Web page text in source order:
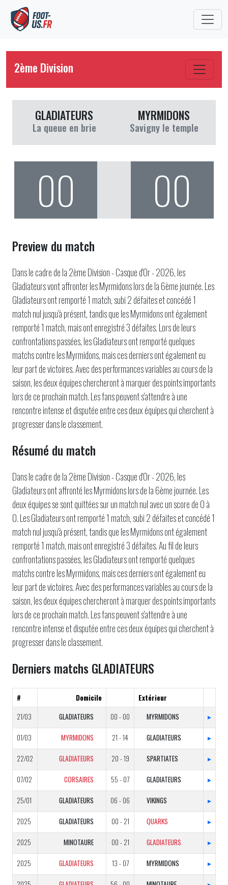
2ème Division
GLADIATEURS
La queue en brie
MYRMIDONS
Savigny le temple
00 00
Preview du match
Dans le cadre de la 2ème Division - Casque d'Or - 2026, les
Gladiateurs vont affronter les Myrmidons lors de la 6ème journée. Les
Gladiateurs ont remporté 1 match, subi 2 défaites et concédé 1
match nul jusqu'à présent, tandis que les Myrmidons ont également
remporté 1 match, mais ont enregistré 3 défaites. Lors de leurs
confrontations passées, les Gladiateurs ont remporté quelques
matchs contre les Myrmidons, mais ces derniers ont également eu
leur part de victoires. Avec des performances variables au cours de la
saison, les deux équipes chercheront à marquer des points importants
lors de ce prochain match. Les fans peuvent s'attendre à une
rencontre intense et disputée entre ces deux équipes qui cherchent à
progresser dans le classement.
Résumé du match
Dans le cadre de la 2ème Division - Casque d'Or - 2026, les
Gladiateurs ont affronté les Myrmidons lors de la 6ème journée. Les
deux équipes se sont quittées sur un match nul avec un score de 0 à
0. Les Gladiateurs ont remporté 1 match, subi 2 défaites et concédé 1
match nul jusqu'à présent, tandis que les Myrmidons ont également
remporté 1 match, mais ont enregistré 3 défaites. Au fil de leurs
confrontations passées, les Gladiateurs ont remporté quelques
matchs contre les Myrmidons, mais ces derniers ont également eu
leur part de victoires. Avec des performances variables au cours de la
saison, les deux équipes chercheront à marquer des points importants
lors de ce prochain match. Les fans peuvent s'attendre à une
rencontre intense et disputée entre ces deux équipes qui cherchent à
progresser dans le classement.
Derniers matchs GLADIATEURS
# Domicile
Extérieur
21/03
GLADIATEURS 00 - 00 MYRMIDONS ▸
01/03 MYRMIDONS 21 - 14 GLADIATEURS ▸
22/02 GLADIATEURS 20 - 19 SPARTIATES ▸
07/02 CORSAIRES 55 - 07 GLADIATEURS ▸
25/01 GLADIATEURS 06 - 06 VIKINGS ▸
2025 GLADIATEURS 00 - 21 QUARKS ▸
2025 MINOTAURE 00 - 21 GLADIATEURS ▸
2025 GLADIATEURS 13 - 07 MYRMIDONS ▸